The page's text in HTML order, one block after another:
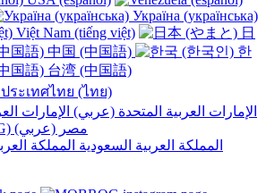
Україна (українська)
Việt Nam (tiếng việt)
日
中国 (中国語)
한
台湾 (中国語)
ประเทศไทย (ไทย)